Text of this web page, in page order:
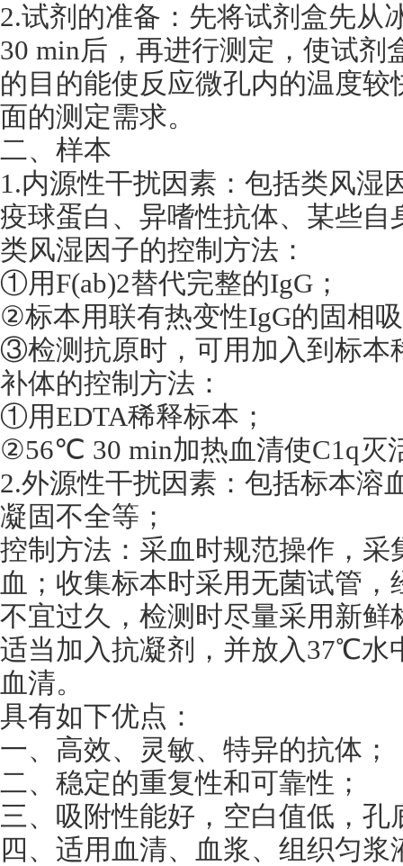
2.试剂的准备：先将试剂盒先从
30 min后，再进行测定，使试
的目的能使反应微孔内的温度
面的测定需求。
二、样本
1.内源性干扰因素：包括类风湿
疫球蛋白、异嗜性抗体、某些自
类风湿因子的控制方法：
①用F(ab)2替代完整的IgG；
②标本用联有热变性IgG的固相
③检测抗原时，可用加入到标本
补体的控制方法：
①用EDTA稀释标本；
②56℃ 30 min加热血清使C1q灭
2.外源性干扰因素：包括标本溶
凝固不全等；
控制方法：采血时规范操作，
血；收集标本时采用无菌试管
不宜过久，检测时尽量采用新
适当加入抗凝剂，并放入37℃水
血清。
具有如下优点：
一、高效、灵敏、特异的抗体；
二、稳定的重复性和可靠性；
三、吸附性能好，空白值低，
四、适用血清、血浆、组织匀